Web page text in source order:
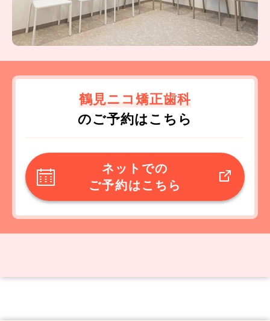
鶴見ニコ矯正歯科
のご予約はこちら
ネットでの
ご予約はこちら